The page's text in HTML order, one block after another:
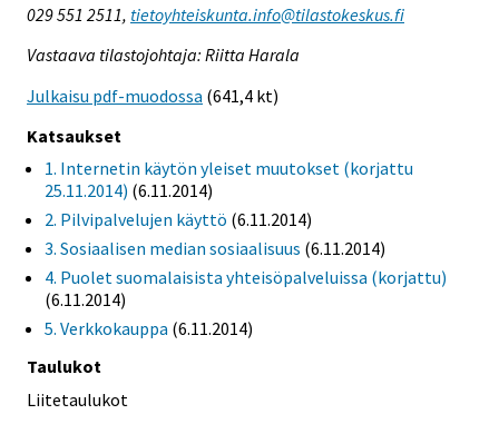
029 551 2511, tietoyhteiskunta.info@tilastokeskus.fi
Vastaava tilastojohtaja: Riitta Harala
Julkaisu pdf-muodossa (641,4 kt)
Katsaukset
1. Internetin käytön yleiset muutokset (korjattu
25.11.2014) (6.11.2014)
2. Pilvipalvelujen käyttö (6.11.2014)
3. Sosiaalisen median sosiaalisuus (6.11.2014)
4. Puolet suomalaisista yhteisöpalveluissa (korjattu)
(6.11.2014)
5. Verkkokauppa (6.11.2014)
Taulukot
Liitetaulukot